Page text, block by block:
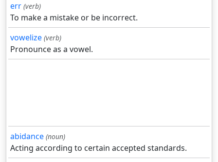
err (verb)
To make a mistake or be incorrect.
vowelize (verb)
Pronounce as a vowel.
abidance (noun)
Acting according to certain accepted standards.